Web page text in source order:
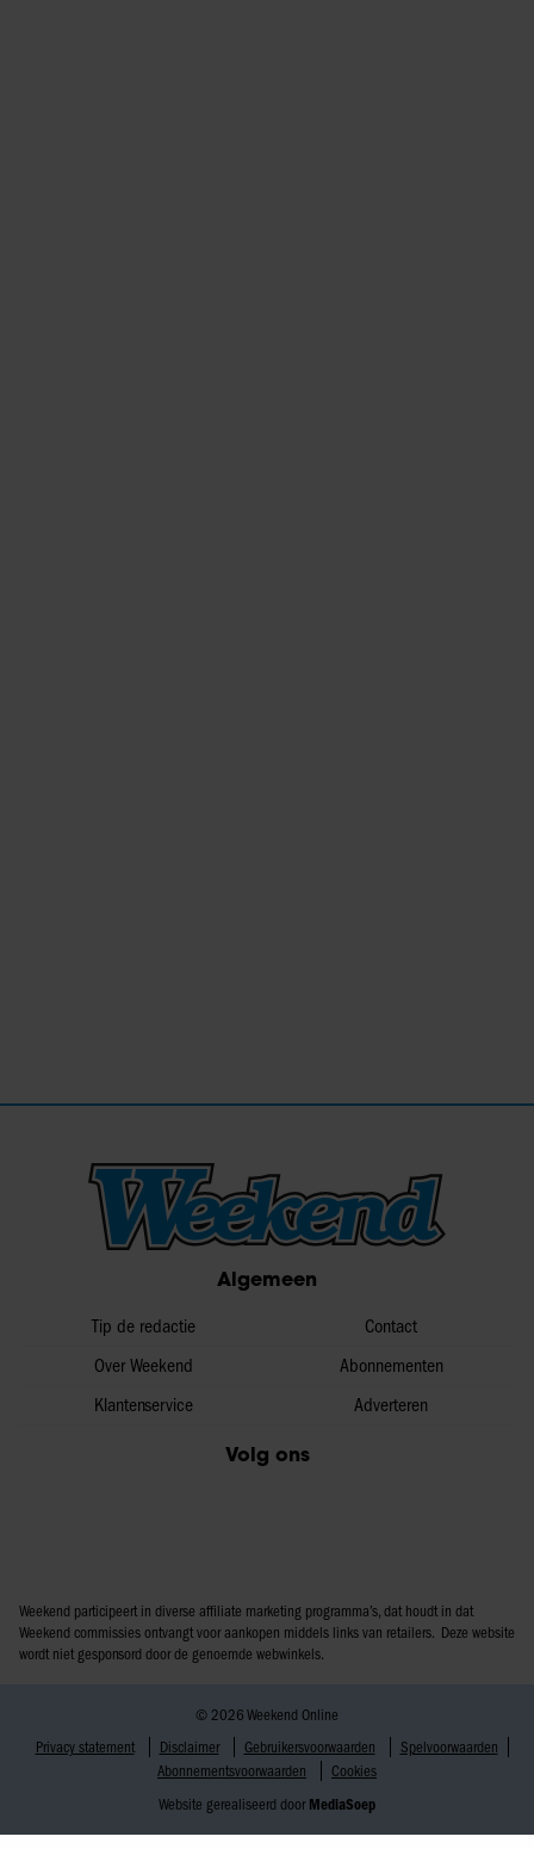
Algemeen
Tip de redactie
Over Weekend
Klantenservice
Contact
Abonnementen
Adverteren
Volg ons
Weekend participeert in diverse affiliate marketing programma’s, dat houdt in dat
Weekend commissies ontvangt voor aankopen middels links van retailers. Deze website
wordt niet gesponsord door de genoemde webwinkels.
© 2026 Weekend Online
Privacy statement
Disclaimer Gebruikersvoorwaarden
Spelvoorwaarden
Abonnementsvoorwaarden
Cookies
Website gerealiseerd door MediaSoep